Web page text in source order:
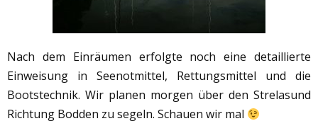
Nach dem Einräumen erfolgte noch eine detaillierte
Einweisung in Seenotmittel, Rettungsmittel und die
Bootstechnik. Wir planen morgen über den Strelasund
Richtung Bodden zu segeln. Schauen wir mal